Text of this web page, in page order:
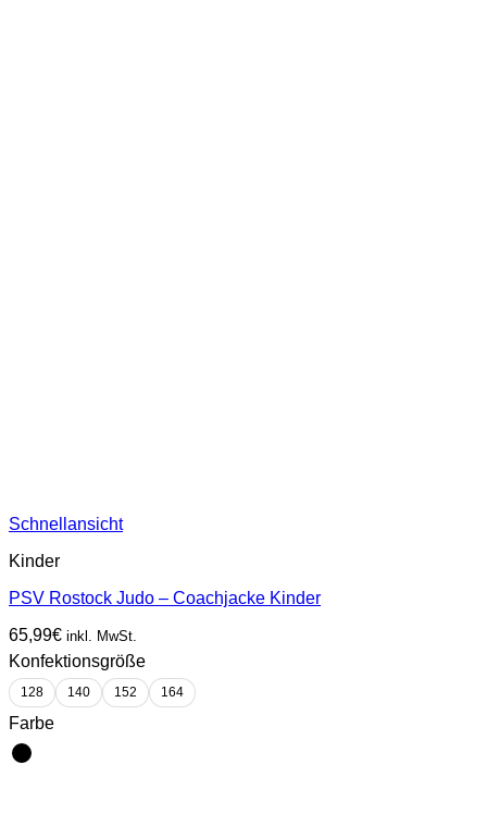
Schnellansicht
Kinder
PSV Rostock Judo – Coachjacke Kinder
65,99€ inkl. MwSt.
Konfektionsgröße
128 140 152 164
Farbe